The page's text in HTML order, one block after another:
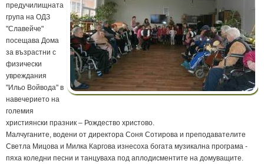
предучилищната
група на ОДЗ
"Славейче"
посещава Дома
за възрастни с
физически
увреждания
"Ильо Войвода" в
навечерието на
големия
християнски празник – Рождество христово.
Малчуганите, водени от директора Соня Сотирова и преподавателите
Светла Мицова и Милка Каргова изнесоха богата музикална програма -
пяха коледни песни и танцуваха под аплодисментите на домуващите.